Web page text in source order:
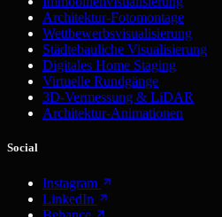
Architektur-Fotomontage
Wettbewerbsvisualisierung
Städtebauliche Visualisierung
Digitales Home Staging
Virtuelle Rundgänge
3D-Vermessung & LiDAR
Architektur-Animationen
Social
Instagram
LinkedIn